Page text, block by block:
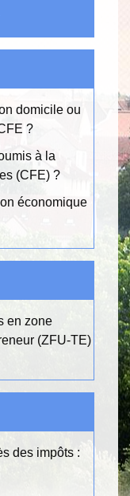
domicile ou
?
à la
(CFE) ?
économique
en zone
(ZFU-TE)
des impôts :